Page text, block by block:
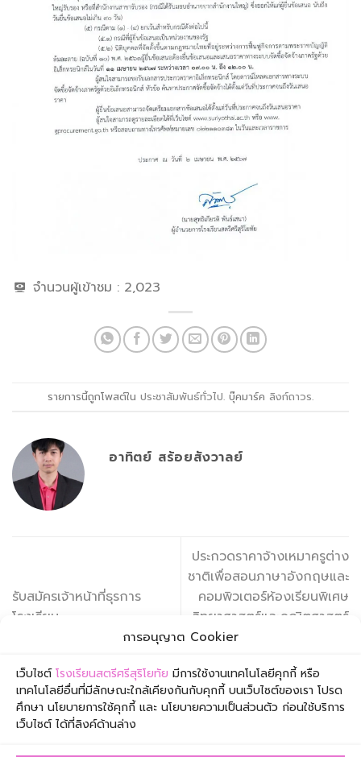
การอนุญาต Cookier
เว็บไซต์โรงเรียนสตรีศรีสุริโยทัย มีการใช้งานเทคโนโลยีคุกกี้ หรือ
เทคโนโลยีอื่นที่มีลักษณะใกล้เคียงกันกับคุกกี้ บนเว็บไซต์ของเรา โปรด
ศึกษา นโยบายการใช้คุกกี้ และ นโยบายความเป็นส่วนตัว ก่อนใช้บริการ
เว็บไซต์ ได้ที่ลิงค์ด้านล่าง
จำนวนผู้เข้าชม : 2,023
รายการนี้ถูกโพสต์ใน ประชาสัมพันธ์ทั่วไป. บุ๊คมาร์ค ลิงก์ถาวร.
อาทิตย์ สร้อยสังวาลย์
รับสมัครเจ้าหน้าที่ธุรการ
โรงเรียน
ประกวดราคาจ้างเหมาครูต่าง
ชาติเพื่อสอนภาษาอังกฤษและ
คอมพิวเตอร์ห้องเรียนพิเศษ
วิทยาศาสตร์และคณิตศาสตร์